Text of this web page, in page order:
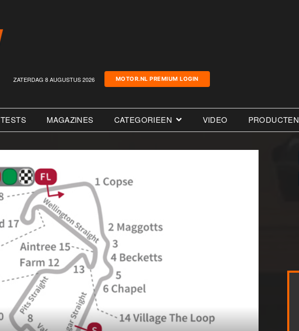
ZATERDAG 8 AUGUSTUS 2026 MOTOR.NL PREMIUM LOGIN
TESTS MAGAZINES CATEGORIEEN VIDEO PRODUCTEN